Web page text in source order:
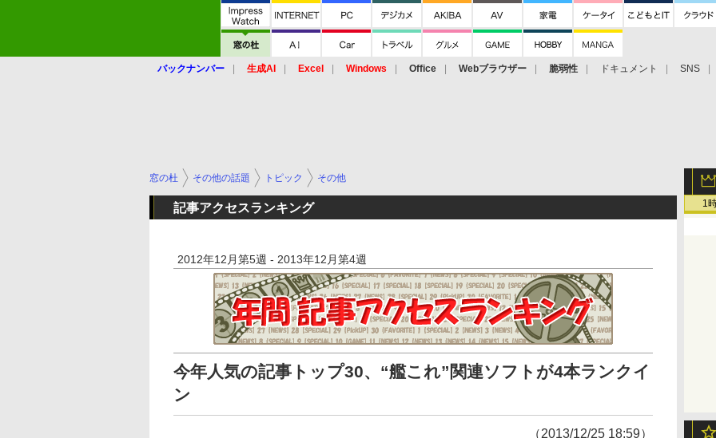
バックナンバー 生成AI Excel Windows Office Webブラウザー 脆弱性 ドキュメント SNS
1
窓の杜 その他の話題 トピック その他
記事アクセスランキング
2012年12月第5週 - 2013年12月第4週
今年人気の記事トップ30、“艦これ”関連ソフトが4本ランクイ
ン
（2013/12/25 18:59）